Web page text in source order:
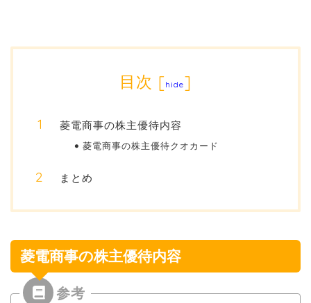
目次 [hide]
菱電商事の株主優待内容
菱電商事の株主優待クオカード
まとめ
菱電商事の株主優待内容